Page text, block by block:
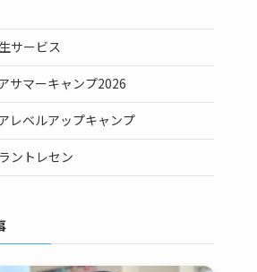
サービス
サマーキャンプ2026
レベルアップキャンプ
ントレセン